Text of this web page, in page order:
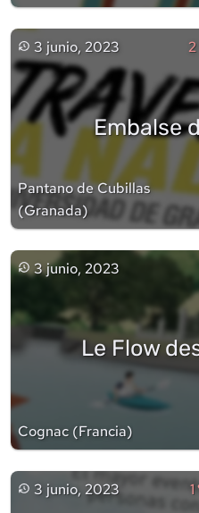
3 junio, 2023 2
Embalse
Pantano de Cubillas
(Granada)
3 junio, 2023
Le Flow
Cognac (Francia)
3 junio, 2023 1